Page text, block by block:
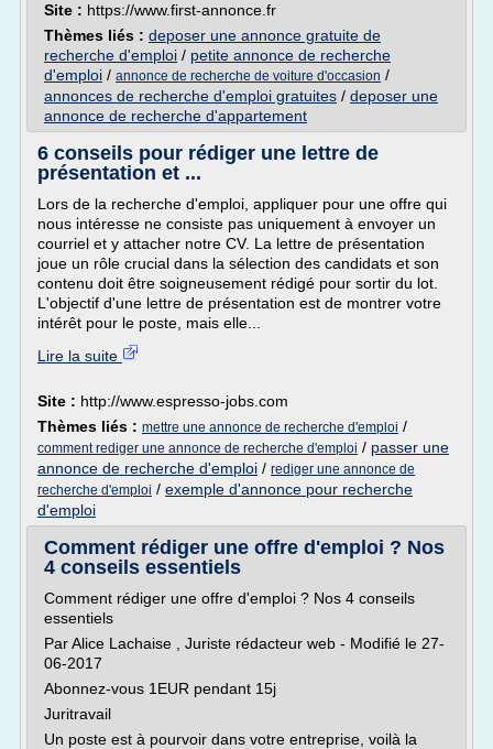
Site : https://www.first-annonce.fr
Thèmes liés : deposer une annonce gratuite de
recherche d'emploi / petite annonce de recherche
d'emploi / annonce de recherche de voiture d'occasion /
annonces de recherche d'emploi gratuites / deposer une
annonce de recherche d'appartement
6 conseils pour rédiger une lettre de
présentation et ...
Lors de la recherche d'emploi, appliquer pour une offre qui
nous intéresse ne consiste pas uniquement à envoyer un
courriel et y attacher notre CV. La lettre de présentation
joue un rôle crucial dans la sélection des candidats et son
contenu doit être soigneusement rédigé pour sortir du lot.
L'objectif d'une lettre de présentation est de montrer votre
intérêt pour le poste, mais elle...
Lire la suite
Site : http://www.espresso-jobs.com
Thèmes liés : mettre une annonce de recherche d'emploi /
comment rediger une annonce de recherche d'emploi / passer une
annonce de recherche d'emploi / rediger une annonce de
recherche d'emploi / exemple d'annonce pour recherche
d'emploi
Comment rédiger une offre d'emploi ? Nos
4 conseils essentiels
Comment rédiger une offre d'emploi ? Nos 4 conseils
essentiels
Par Alice Lachaise , Juriste rédacteur web - Modifié le 27-
06-2017
Abonnez-vous 1EUR pendant 15j
Juritravail
Un poste est à pourvoir dans votre entreprise, voilà la